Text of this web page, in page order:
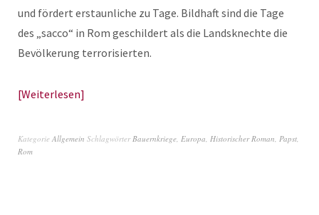
und fördert erstaunliche zu Tage. Bildhaft sind die Tage
des „sacco“ in Rom geschildert als die Landsknechte die
Bevölkerung terrorisierten.
Weiterlesen
Kategorie Allgemein SchlagwörterBauernkriege, Europa, Historischer Roman, Papst,
Rom